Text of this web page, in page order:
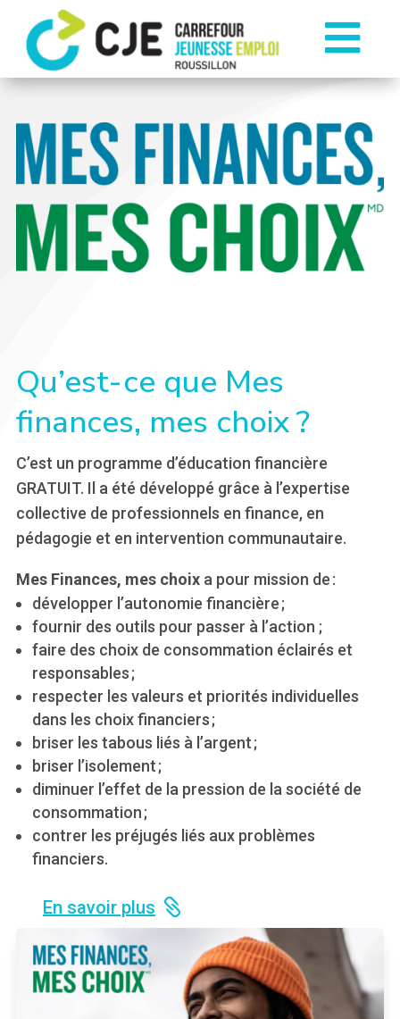

Qu’est-ce que Mes
finances, mes choix ?
C’est un programme d’éducation financière
GRATUIT. Il a été développé grâce à l’expertise
collective de professionnels en finance, en
pédagogie et en intervention communautaire.
Mes Finances, mes choixa pour mission de :
développer l’autonomie financière ;
fournir des outils pour passer à l’action ;
faire des choix de consommation éclairés et
responsables ;
respecter les valeurs et priorités individuelles
dans les choix financiers ;
briser les tabous liés à l’argent ;
briser l’isolement ;
diminuer l’effet de la pression de la société de
consommation ;
contrer les préjugés liés aux problèmes
financiers.
En savoir plus